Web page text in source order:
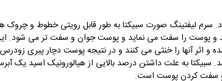
لیتری در ایران تولید می شود. سرم لیفتینگ صورت سبیکتا به طور قابل رویتی
و پوست را سفت می نماید و پوست جوان و سفت تر می
و اثر آنها را خنثی می کنند و در نتیجه پوست دچار پیری
سبیکتا به علت داشتن درصد بالایی از هیالورونیک اسید یک
سفت کردن پوست است.